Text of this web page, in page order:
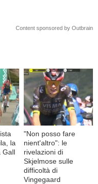
Content sponsored by Outbrain
la
Gall
"Non posso fare
nient'altro": le
rivelazioni di
Skjelmose sulle
difficoltà di
Vingegaard